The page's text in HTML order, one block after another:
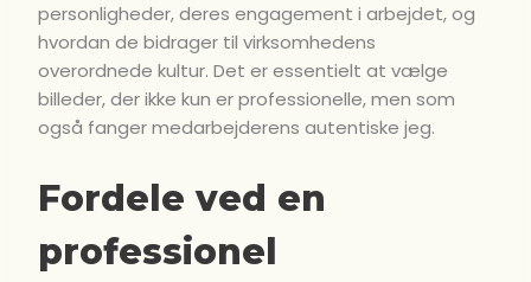
personligheder, deres engagement i arbejdet, og
hvordan de bidrager til virksomhedens
overordnede kultur. Det er essentielt at vælge
billeder, der ikke kun er professionelle, men som
også fanger medarbejderens autentiske jeg.
Fordele ved en
professionel